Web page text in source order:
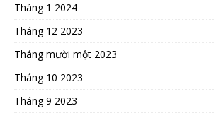
Tháng 1 2024
Tháng 12 2023
Tháng mười một 2023
Tháng 10 2023
Tháng 9 2023